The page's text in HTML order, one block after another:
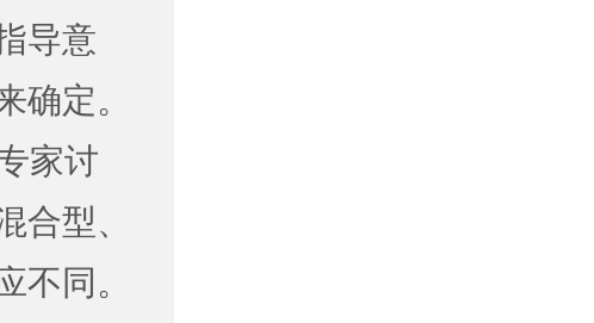
导意
确定。
家讨
合型、
不同。